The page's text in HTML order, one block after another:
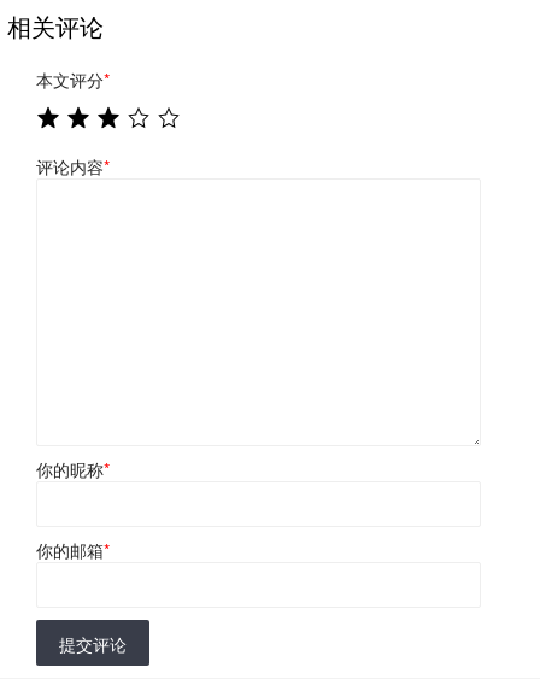
相关评论
本文评分*
评论内容*
你的昵称*
你的邮箱*
提交评论